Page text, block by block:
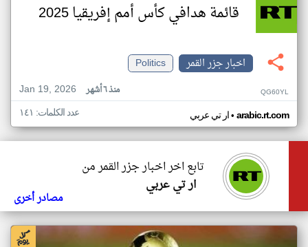
قائمة هدافي كأس أمم إفريقيا 2025
اخبار جزر القمر
Politics
Jan 19, 2026
منذ ٦ أشهر QG60YL
ار تي عربي• arabic.rt.com عدد الكلمات: ١٤١
تابع اخر اخبار جزر القمر من
ار تي عربي
مصادر أخرى